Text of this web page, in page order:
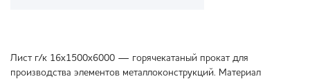
Лист г/к 16х1500х6000 — горячекатаный прокат для
производства элементов металлоконструкций. Материал